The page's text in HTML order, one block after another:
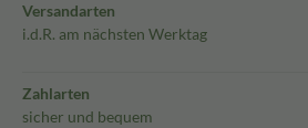
Versandarten
i.d.R. am nächsten Werktag
Zahlarten
sicher und bequem